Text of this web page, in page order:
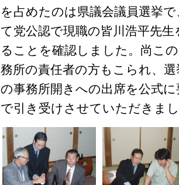
を占めたのは県議会議員選挙
て党公認で現職の皆川浩平先
ることを確認しました。尚こ
務所の責任者の方もこられ、
の事務所開きへの出席を公式
で引き受けさせていただきま